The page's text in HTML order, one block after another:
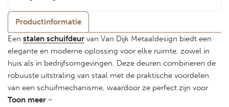
Productinformatie
Een stalen schuifdeur van Van Dijk Metaaldesign biedt een
elegante en moderne oplossing voor elke ruimte, zowel in
huis als in bedrijfsomgevingen. Deze deuren combineren de
robuuste uitstraling van staal met de praktische voordelen
van een schuifmechanisme, waardoor ze perfect zijn voor
zowel grote als compacte ruimtes.
Toon meer